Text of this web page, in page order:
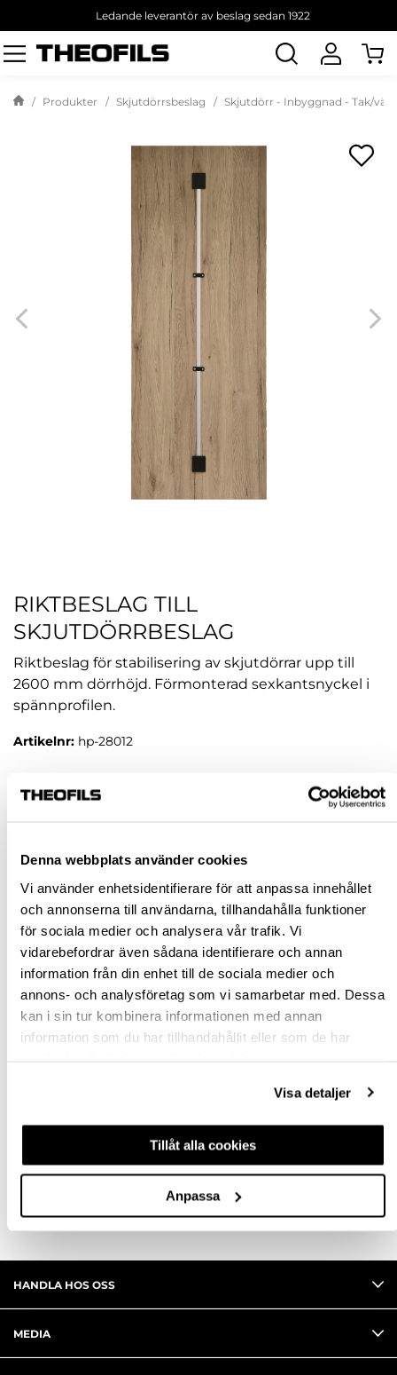
Denna webbplats använder cookies
Vi använder enhetsidentifierare för att anpassa innehållet
och annonserna till användarna, tillhandahålla funktioner
för sociala medier och analysera vår trafik. Vi
vidarebefordrar även sådana identifierare och annan
information från din enhet till de sociala medier och
annons- och analysföretag som vi samarbetar med. Dessa
kan i sin tur kombinera informationen med annan
information som du har tillhandahållit eller som de har
Visa detaljer
Tillåt alla cookies
Anpassa
Ledande leverantör av beslag sedan 1922
Sök
produkt
Produkter Skjutdörrsbeslag Skjutdörr - Inbyggnad - Tak/
RIKTBESLAG TILL
SKJUTDÖRRBESLAG
Riktbeslag för stabilisering av skjutdörrar upp till
2600 mm dörrhöjd. Förmonterad sexkantsnyckel i
spännprofilen.
Artikelnr: hp-28012
VARIANT
VÄLJ VARIANT
Snabba leveranser
Hämta i butik
Ledande leverantör i Sverige
RECENSIONER
HANDLA HOS OSS
MEDIA